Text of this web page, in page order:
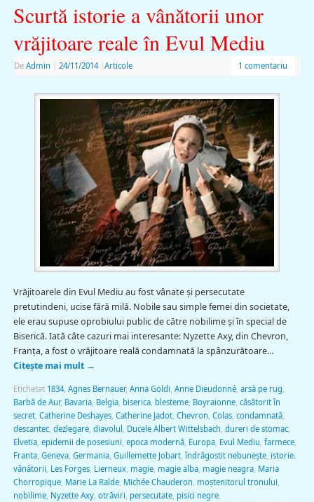
Scurtă istorie a vânătorii unor
vrăjitoare reale în Evul Mediu
De Admin 24/11/2014 Articole 1 comentariu
Vrăjitoarele din Evul Mediu au fost vânate şi persecutate
pretutindeni, ucise fără milă. Nobile sau simple femei din societate,
ele erau supuse oprobiului public de către nobilime şi în special de
Biserică. Iată câte cazuri mai interesante: Nyzette Axy, din Chevron,
Franţa, a fost o vrăjitoare reală condamnată la spânzurătoare…
Citește mai mult →
Etichetat 1834, Agnes Bernauer, Anna Goldi Anne Dieudonné, arsă pe rug
Barbă de Aur, Bavaria, Belgia, biserica, blesteme, Boyraionne, căsătorit în
secret, Catherine Deshayes, Catherine Jadot, Chevron Colas, condamnată,
descantec, dezlegare, diavolul Ducele Albert Wittelsbach dureri de stomac,
Elvetia, epidemii de posesiuni epoca modernă, Europa, Evul Mediu farmece,
Franta, Geneva, Germania, Guillemette Jobart,îndrăgostit nebunește, istorie.
vânătorii Les Forges, Lierneux, magie, magie alba, magie neagra, Maria
Chorropique, Marie La Ralde, Michée Chauderon moştenitorul tronului
nobilime, Nyzette Axy, otrăviri persecutate, pisici negre,